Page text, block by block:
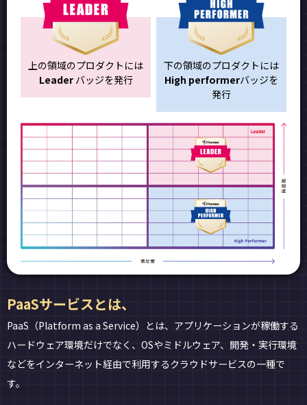
上の領域のプロダクトには
Leaderバッジを発行
下の領域のプロダクトには
High performerバッジを
発行
PaaSサービスとは、
PaaS（Platform as a Service）とは、アプリケーションが稼働する
ハードウェア環境だけでなく、OSやミドルウェア、開発・実行環境
などをインターネット経由で利用するクラウドサービスの一種で
す。